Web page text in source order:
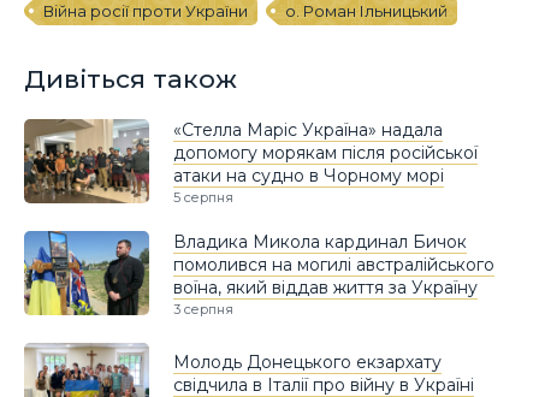
Війна росії проти України
о. Роман Ільницький
Дивіться також
«Стелла Маріс Україна» надала
допомогу морякам після російської
атаки на судно в Чорному морі
5 серпня
Владика Микола кардинал Бичок
помолився на могилі австралійського
воїна, який віддав життя за Україну
3 серпня
Молодь Донецького екзархату
свідчила в Італії про війну в Україні